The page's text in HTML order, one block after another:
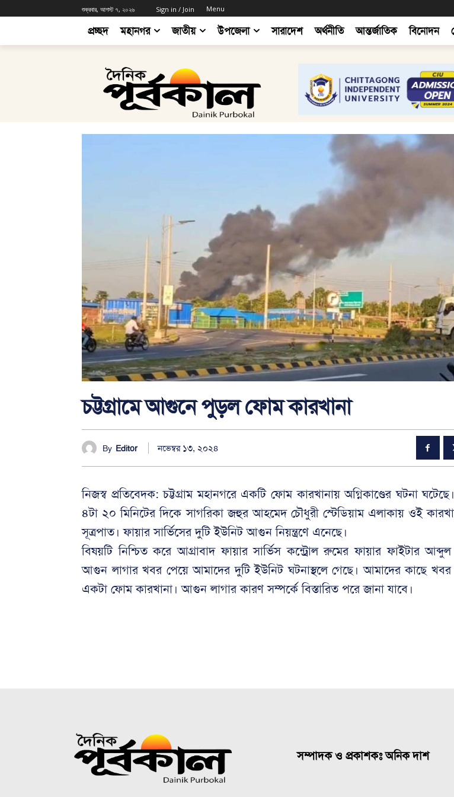
শুক্রবার, আগস্ট ৭, ২০২৬ Sign in / Join Menu
প্রচ্ছদ মহানগর জাতীয় উপজেলা সারাদেশ অর্থনীতি আন্তর্জাতিক বিনোদন
চট্টগ্রামে আগুনে পুড়ল ফোম কারখানা
By Editor নভেম্বর ১৩, ২০২৪
নিজস্ব প্রতিবেদক: চট্টগ্রাম মহানগরে একটি ফোম কারখানায় অগ্নিকাণ্ডের ঘটনা
৪টা ২০ মিনিটের দিকে সাগরিকা জহুর আহমেদ চৌধুরী স্টেডিয়াম এলাকায় ওই
সূত্রপাত। ফায়ার সার্ভিসের দুটি ইউনিট আগুন নিয়ন্ত্রণে এনেছে।
বিষয়টি নিশ্চিত করে আগ্রাবাদ ফায়ার সার্ভিস কন্ট্রোল রুমের ফায়ার ফাইটার
আগুন লাগার খবর পেয়ে আমাদের দুটি ইউনিট ঘটনাস্থলে গেছে। আমাদের কাছে
একটা ফোম কারখানা। আগুন লাগার কারণ সম্পর্কে বিস্তারিত পরে জানা যাবে।
সম্পাদক ও প্রকাশকঃ অনিক দাশ